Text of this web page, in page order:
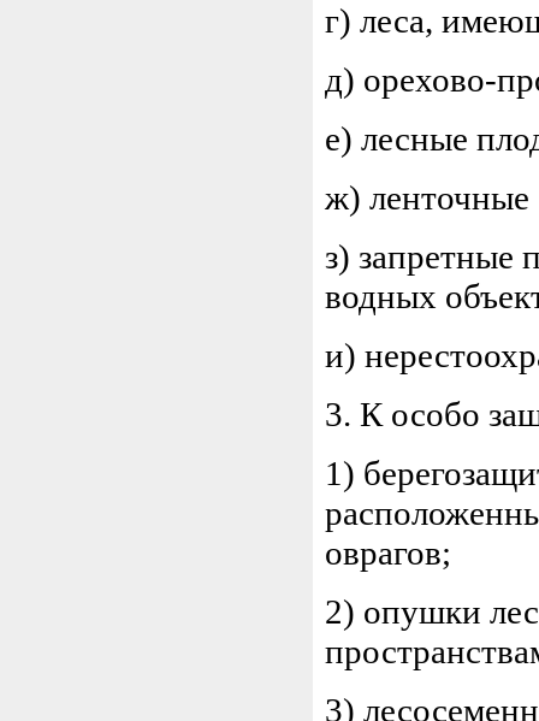
г) леса,
д) орехово-
е) лесные
ж)
з) запретные
водных
и)
3. К особо
1)
оврагов;
2) опушки
3)